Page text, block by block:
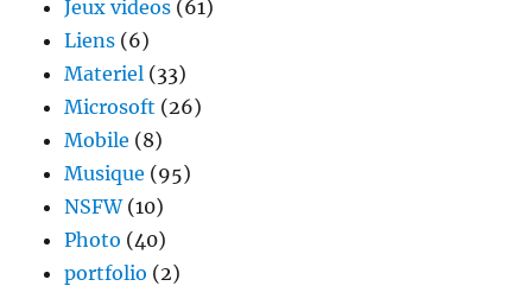
Jeux videos (61)
Liens (6)
Materiel (33)
Microsoft (26)
Mobile (8)
Musique (95)
NSFW(10)
Photo (40)
portfolio (2)